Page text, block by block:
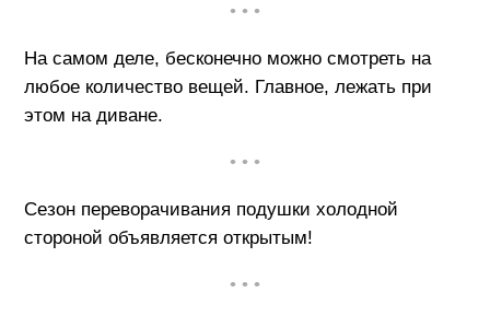
• • •
На самом деле, бесконечно можно смотреть на
любое количество вещей. Главное, лежать при
этом на диване.
• • •
Сезон переворачивания подушки холодной
стороной объявляется открытым!
• • •